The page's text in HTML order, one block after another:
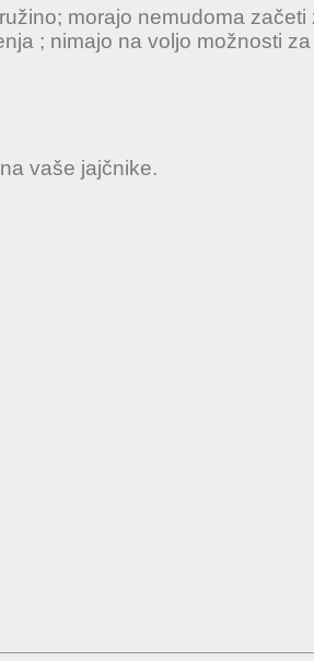
morajo nemudoma začeti
; nimajo na voljo možnosti za
vaše jajčnike.